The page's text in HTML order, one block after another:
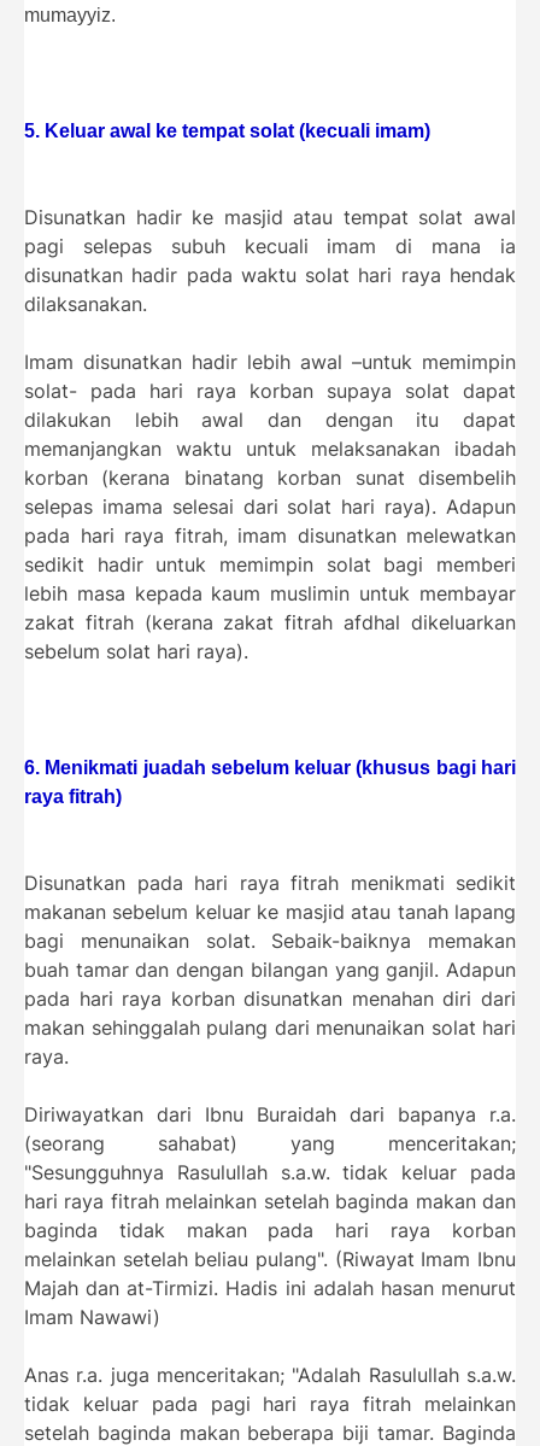
mumayyiz.
5. Keluar awal ke tempat solat (kecuali imam)
Disunatkan hadir ke masjid atau tempat solat awal
pagi selepas subuh kecuali imam di mana ia
disunatkan hadir pada waktu solat hari raya hendak
dilaksanakan.
Imam disunatkan hadir lebih awal –untuk memimpin
solat- pada hari raya korban supaya solat dapat
dilakukan lebih awal dan dengan itu dapat
memanjangkan waktu untuk melaksanakan ibadah
korban (kerana binatang korban sunat disembelih
selepas imama selesai dari solat hari raya). Adapun
pada hari raya fitrah, imam disunatkan melewatkan
sedikit hadir untuk memimpin solat bagi memberi
lebih masa kepada kaum muslimin untuk membayar
zakat fitrah (kerana zakat fitrah afdhal dikeluarkan
sebelum solat hari raya).
6. Menikmati juadah sebelum keluar (khusus bagi hari
raya fitrah)
Disunatkan pada hari raya fitrah menikmati sedikit
makanan sebelum keluar ke masjid atau tanah lapang
bagi menunaikan solat. Sebaik-baiknya memakan
buah tamar dan dengan bilangan yang ganjil. Adapun
pada hari raya korban disunatkan menahan diri dari
makan sehinggalah pulang dari menunaikan solat hari
raya.
Diriwayatkan dari Ibnu Buraidah dari bapanya r.a.
(seorang sahabat) yang menceritakan;
"Sesungguhnya Rasulullah s.a.w. tidak keluar pada
hari raya fitrah melainkan setelah baginda makan dan
baginda tidak makan pada hari raya korban
melainkan setelah beliau pulang". (Riwayat Imam Ibnu
Majah dan at-Tirmizi. Hadis ini adalah hasan menurut
Imam Nawawi)
Anas r.a. juga menceritakan; "Adalah Rasulullah s.a.w.
tidak keluar pada pagi hari raya fitrah melainkan
setelah baginda makan beberapa biji tamar. Baginda